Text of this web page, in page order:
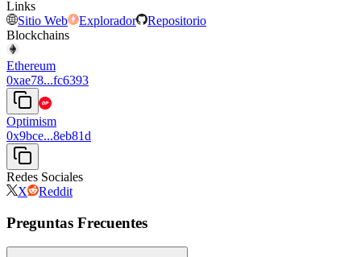
Links
Sitio Web
Explorador
Repositorio
Blockchains
Ethereum
0xae78...fc6393
Optimism
0x9bce...8eb81d
Redes Sociales
X
Reddit
Preguntas Frecuentes